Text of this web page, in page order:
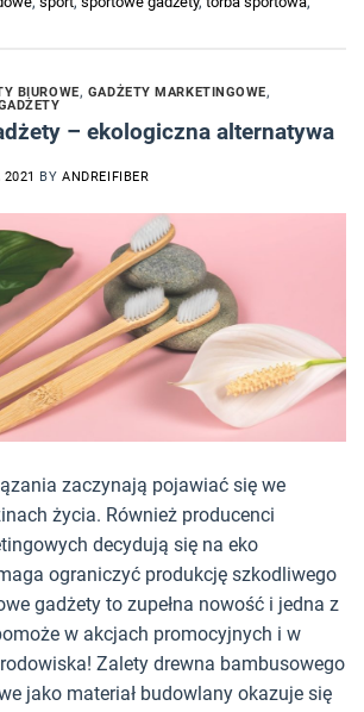
BIUROWE, GADŻETY MARKETINGOWE,
– ekologiczna alternatywa
BYANDREIFIBER
zaczynają pojawiać się we
życia. Również producenci
decydują się na eko
ograniczyć produkcję szkodliwego
gadżety to zupełna nowość i jedna z
w akcjach promocyjnych i w
Zalety drewna bambusowego
jako materiał budowlany okazuje się